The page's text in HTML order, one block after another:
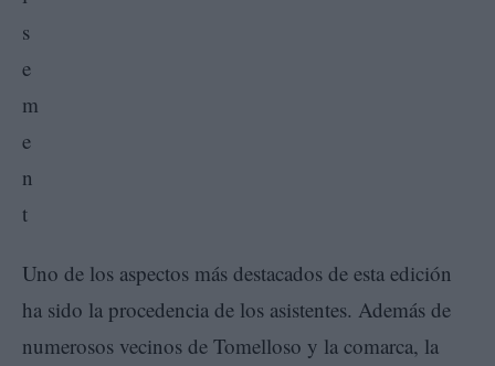
Uno de los aspectos más destacados de esta edición
ha sido la procedencia de los asistentes. Además de
numerosos vecinos de Tomelloso y la comarca, la